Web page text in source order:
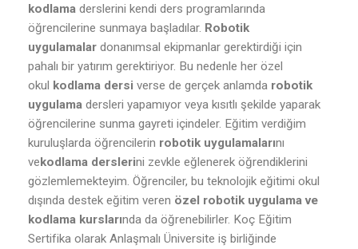
kodlama derslerini kendi ders programlarında
öğrencilerine sunmaya başladılar. Robotik
uygulamalar donanımsal ekipmanlar gerektirdiği için
pahalı bir yatırım gerektiriyor. Bu nedenle her özel
okul kodlama dersi verse de gerçek anlamda robotik
uygulama dersleri yapamıyor veya kısıtlı şekilde yaparak
öğrencilerine sunma gayreti içindeler. Eğitim verdiğim
kuruluşlarda öğrencilerin robotik uygulamalarını
vekodlama derslerini zevkle eğlenerek öğrendiklerini
gözlemlemekteyim. Öğrenciler, bu teknolojik eğitimi okul
dışında destek eğitim veren özel robotik uygulama ve
kodlama kurslarında da öğrenebilirler. Koç Eğitim
Sertifika olarak Anlaşmalı Üniversite iş birliğinde